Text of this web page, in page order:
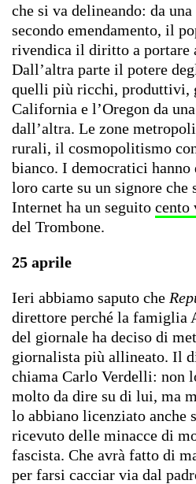
che si va delineando: da
secondo emendamento, il
rivendica il diritto a portare
Dall’altra parte il potere
quelli più ricchi, produttivi,
California e l’Oregon da
dall’altra. Le zone
rurali, il cosmopolitismo
bianco. I democratici hanno
loro carte su un signore che
Internet ha un seguito cento
del Trombone.
25 aprile
Ieri abbiamo saputo che
direttore perché la famiglia
del giornale ha deciso di
giornalista più allineato. Il
chiama Carlo Verdelli: non
molto da dire su di lui, ma
lo abbiano licenziato anche
ricevuto delle minacce di
fascista. Che avrà fatto di
per farsi cacciar via dal